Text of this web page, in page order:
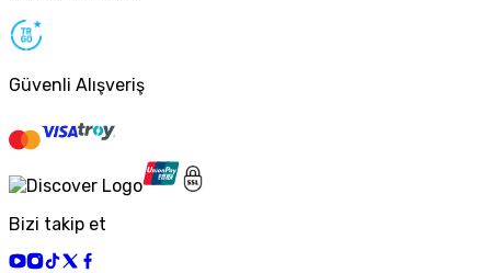
Güvenli Alışveriş
Bizi takip et